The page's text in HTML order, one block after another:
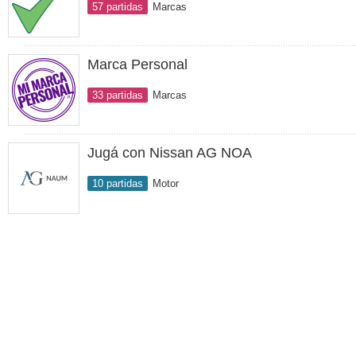
57 partidas Marcas
Marca Personal
33 partidas Marcas
Jugá con Nissan AG NOA
10 partidas Motor